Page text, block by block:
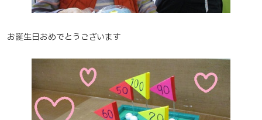
お誕生日おめでとうございます